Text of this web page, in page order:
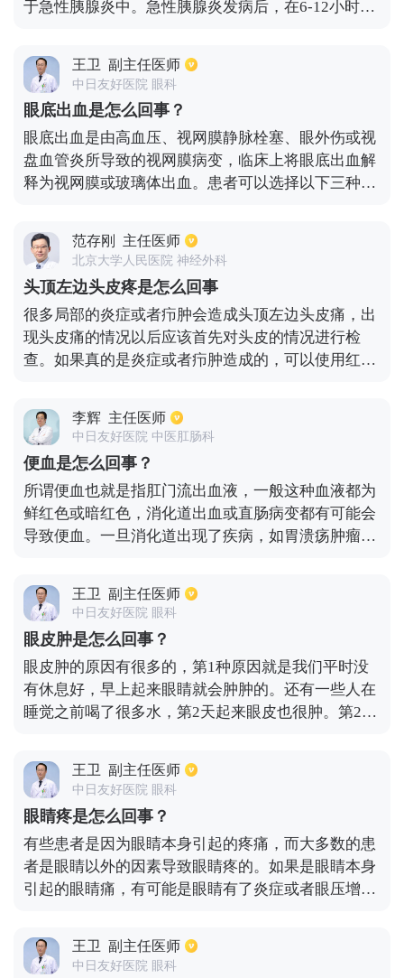
于急性胰腺炎中。急性胰腺炎发病后，在6-12小时开
恢复正常。胰腺损伤程度并不一定与血清淀粉酶升高
的程度直接相关，但其升高的程度越大，急性胰腺炎
发病的可能性也就越大，而且急性胰腺炎的首选指标
之一是淀粉酶。除此之外，也有可能有一些其他的病
症，例如胰腺脓肿，肠梗阻，腹膜炎，胰腺损伤，胆
囊炎，消化性溃疡，以上这些也会产生相对应的增高
现象。
王卫 副主任医师
中日友好医院 眼科
眼底出血是怎么回事？
眼底出血是由高血压、视网膜静脉栓塞、眼外伤或视
盘血管炎所导致的视网膜病变，临床上将眼底出血解
释为视网膜或玻璃体出血。患者可以选择以下三种方
化瘀，消除积血肿块。第二种是药物治疗，可以服用
有消炎抗菌功效的药物或者选择静脉注射，可以有效
地改善眼底出血。第三种是手术治疗，适用于眼底出
血量较大，且积血不能自行消退的患者。
范存刚 主任医师
北京大学人民医院 神经外科
头顶左边头皮疼是怎么回事
很多局部的炎症或者疖肿会造成头顶左边头皮痛，出
现头皮痛的情况以后应该首先对头皮的情况进行检
查。如果真的是炎症或者疖肿造成的，可以使用红霉
避免着凉。颅内器质性病变也会造成患者出现头皮痛
的症状，这时候就需要去医院进行颅脑CT或者是核磁
的检查。高血压患者也会出现头皮痛的症状，在出现
这种症状以后患者应该及时的检查自身的血压状况同
时进行降血压的治疗。主要的降压药物有左旋氨氯地
平和苯磺酸氨氯地平等，同时缬沙坦、厄贝沙坦对于
李辉 主任医师
中日友好医院 中医肛肠科
便血是怎么回事？
所谓便血也就是指肛门流出血液，一般这种血液都为
鲜红色或暗红色，消化道出血或直肠病变都有可能会
导致便血。一旦消化道出现了疾病，如胃溃疡肿瘤，
疾病或全身性疾病，如弥漫性血管内凝血、白血病、
中毒、缺乏维生素等情况时，也会出现便血，便血需
及时治疗。
王卫 副主任医师
中日友好医院 眼科
眼皮肿是怎么回事？
眼皮肿的原因有很多的，第1种原因就是我们平时没
有休息好，早上起来眼睛就会肿肿的。还有一些人在
睡觉之前喝了很多水，第2天起来眼皮也很肿。第2种
源性或者心源性都会有眼皮肿的情况的。另外患者要
观察一下自己是单侧眼皮肿还是双侧眼皮肿，如果双
侧眼皮都肿，最好要到医院检查一下。
王卫 副主任医师
中日友好医院 眼科
眼睛疼是怎么回事？
有些患者是因为眼睛本身引起的疼痛，而大多数的患
者是眼睛以外的因素导致眼睛疼的。如果是眼睛本身
引起的眼睛痛，有可能是眼睛有了炎症或者眼压增高
可能是眼眶、肌肉等等。出现眼睛疼痛有可能是视力
疲劳了，就是说没什么疾病的，也可以到医院做个检
王卫 副主任医师
中日友好医院 眼科